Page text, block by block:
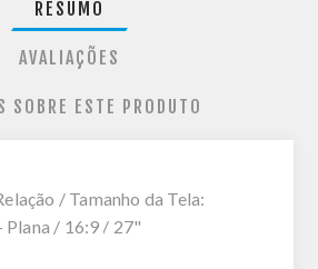
RESUMO
AVALIAÇÕES
SOBRE ESTE PRODUTO
/ Tamanho da Tela:
Plana / 16:9 / 27"